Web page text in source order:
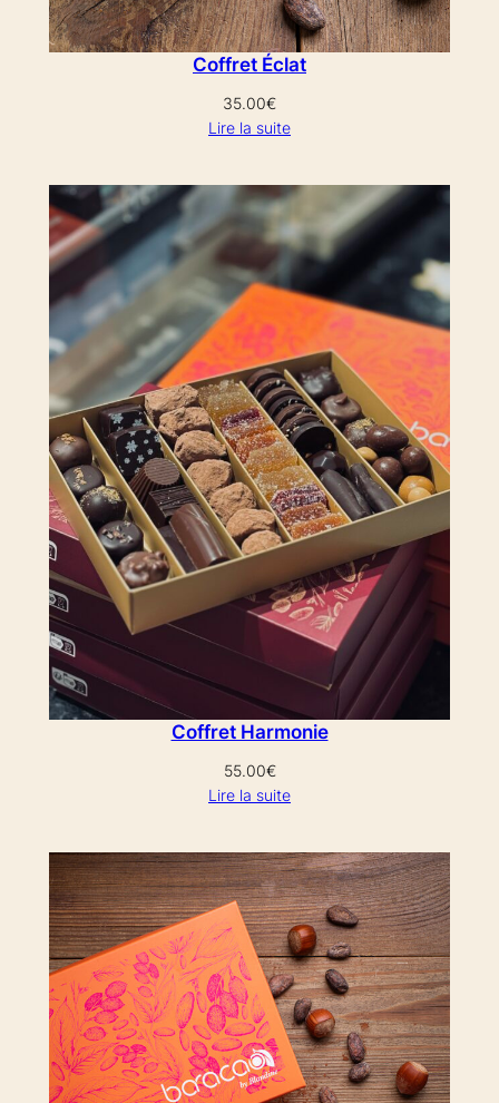
Coffret Éclat
35.00€
Lire la suite
Coffret Harmonie
55.00€
Lire la suite